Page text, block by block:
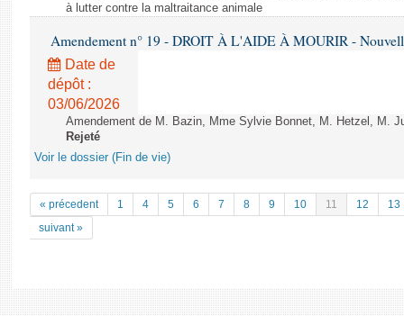
à lutter contre la maltraitance animale
Amendement n° 19 - DROIT À L'AIDE À MOURIR -
Date de
dépôt :
03/06/2026
Amendement de M. Bazin, Mme Sylvie Bonnet, M. Hetzel, M.
Rejeté
Voir le dossier (Fin de vie)
« précedent 1 4 5 6 7 8 9 10 11 12
13
suivant »